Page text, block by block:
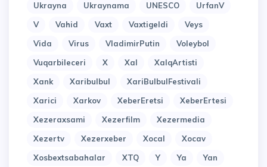
Ukrayna
Ukraynama UNESCO
UrfanV
V
Vahid Vaxt Vaxtigeldi
Veys
Vida
Virus VladimirPutin
Voleybol
Vuqarbileceri
X Xal
XalqArtisti
Xank
Xaribulbul
XariBulbulFestivali
Xarici
Xarkov XeberEretsi
XeberErtesi
Xezeraxsami
Xezerfilm
Xezermedia
Xezertv
Xezerxeber Xocal
Xocav
Xosbextsabahalar
XTQ Y Ya
Yan